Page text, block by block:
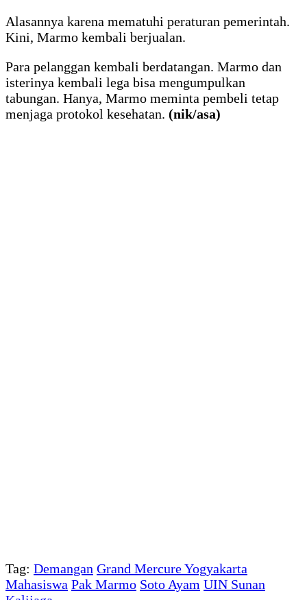
Alasannya karena mematuhi peraturan pemerintah.
Kini, Marmo kembali berjualan.
Para pelanggan kembali berdatangan. Marmo dan
isterinya kembali lega bisa mengumpulkan
tabungan. Hanya, Marmo meminta pembeli tetap
menjaga protokol kesehatan. (nik/asa)
Tag: Demangan Grand Mercure Yogyakarta
Mahasiswa Pak Marmo Soto Ayam UIN Sunan